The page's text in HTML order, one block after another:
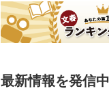
最新情報を発信中